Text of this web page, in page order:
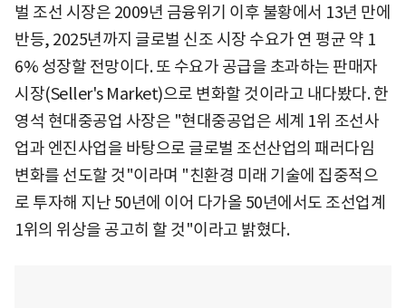
벌 조선 시장은 2009년 금융위기 이후 불황에서 13년 만에
반등, 2025년까지 글로벌 신조 시장 수요가 연 평균 약 1
6% 성장할 전망이다. 또 수요가 공급을 초과하는 판매자
시장(Seller's Market)으로 변화할 것이라고 내다봤다. 한
영석 현대중공업 사장은 "현대중공업은 세계 1위 조선사
업과 엔진사업을 바탕으로 글로벌 조선산업의 패러다임
변화를 선도할 것"이라며 "친환경 미래 기술에 집중적으
로 투자해 지난 50년에 이어 다가올 50년에서도 조선업계
1위의 위상을 공고히 할 것"이라고 밝혔다.